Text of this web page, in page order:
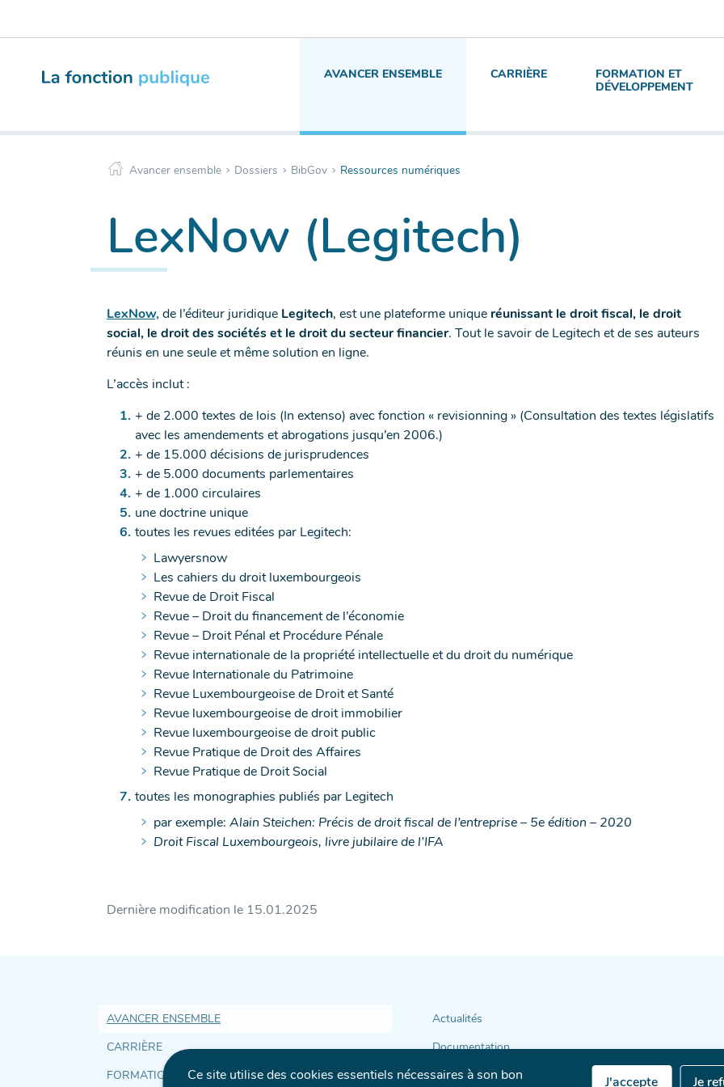
Ce site utilise des cookies essentiels nécessaires à son bon
J'accepte Je
principale
AVANCER ENSEMBLE CARRIÈRE
FORMATION ET
DÉVELOPPEMENT
Avancer ensemble > Dossiers > BibGov > Ressources numériques
LexNow (Legitech)
LexNow,de l’éditeur juridique Legitech, est une plateforme unique réunissant le droit fiscal, le droit
social, le droit des sociétés et le droit du secteur financier. Tout le savoir de Legitech et de ses auteurs
réunis en une seule et même solution en ligne.
L’accès inclut :
+ de 2.000 textes de lois (In extenso) avec fonction « revisionning » (Consultation des textes législatifs
avec les amendements et abrogations jusqu’en 2006.)
+ de 15.000 décisions de jurisprudences
+ de 5.000 documents parlementaires
+ de 1.000 circulaires
une doctrine unique
toutes les revues editées par Legitech:
Lawyersnow
Les cahiers du droit luxembourgeois
Revue de Droit Fiscal
Revue – Droit du financement de l’économie
Revue – Droit Pénal et Procédure Pénale
Revue internationale de la propriété intellectuelle et du droit du numérique
Revue Internationale du Patrimoine
Revue Luxembourgeoise de Droit et Santé
Revue luxembourgeoise de droit immobilier
Revue luxembourgeoise de droit public
Revue Pratique de Droit des Affaires
Revue Pratique de Droit Social
toutes les monographies publiés par Legitech
par exemple: Alain Steichen: Précis de droit fiscal de l’entreprise – 5e édition – 2020
Droit Fiscal Luxembourgeois, livre jubilaire de l’IFA
Dernière modification le 15.01.2025
Accès
AVANCER ENSEMBLE
CARRIÈRE
FORMATION ET DÉVELOPPEMENT
Actualités
Documentation
Annuaire